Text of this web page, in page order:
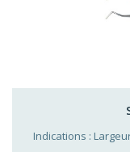
Indications :